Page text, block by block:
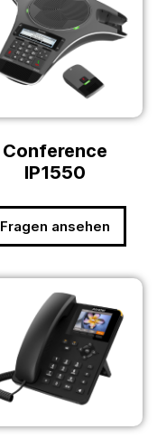
Conference
IP1550
Fragen ansehen